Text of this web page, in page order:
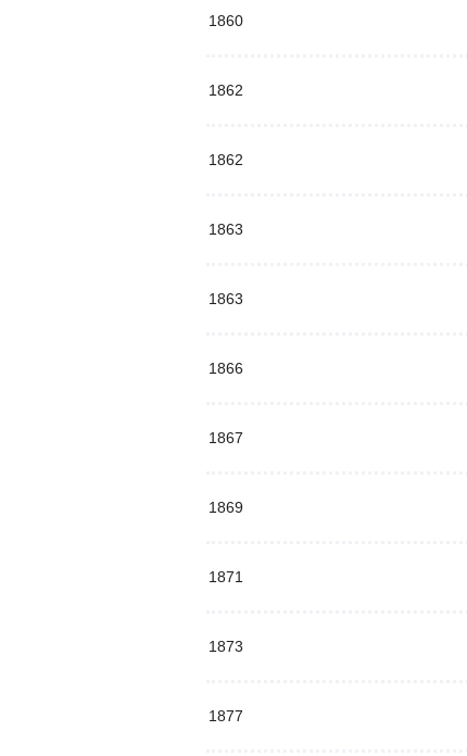
1860
1862
1862
1863
1863
1866
1867
1869
1871
1873
1877